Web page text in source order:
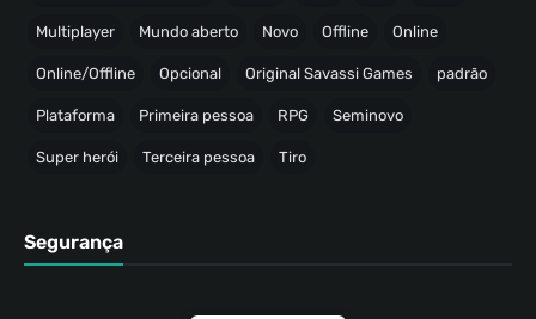
Multiplayer Mundo aberto Novo Offline Online
Online/Offline Opcional Original Savassi Games padrão
Plataforma Primeira pessoa RPG Seminovo
Super herói Terceira pessoa Tiro
Segurança